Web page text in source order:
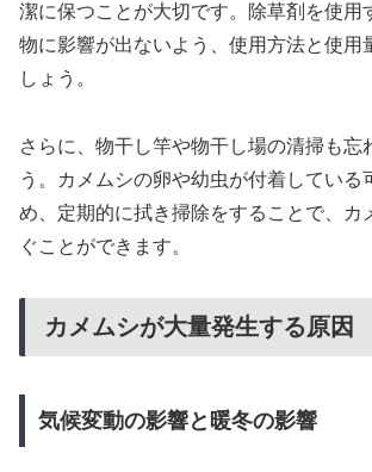
潔に保つことが大切です。除草剤を使用
物に影響が出ないよう、使用方法と使用
しょう。
さらに、物干し竿や物干し場の清掃も忘
う。カメムシの卵や幼虫が付着している
め、定期的に拭き掃除をすることで、カ
ぐことができます。
カメムシが大量発生する原因
気候変動の影響と暖冬の影響